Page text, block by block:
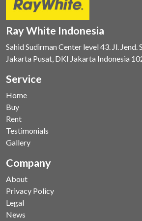
Ray White Indonesia
Sahid Sudirman Center level 43. Jl. Jend.
Jakarta Pusat, DKI Jakarta Indonesia
Service
Home
Buy
Rent
Testimonials
Gallery
Company
About
Privacy Policy
Legal
News